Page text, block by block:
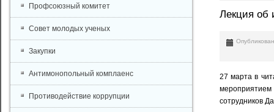
Лекция об
27 марта в
мероприятием
сотрудников
Профсоюзный комитет
Совет молодых ученых
Закупки
Антимонопольный комплаенс
Противодействие коррупции